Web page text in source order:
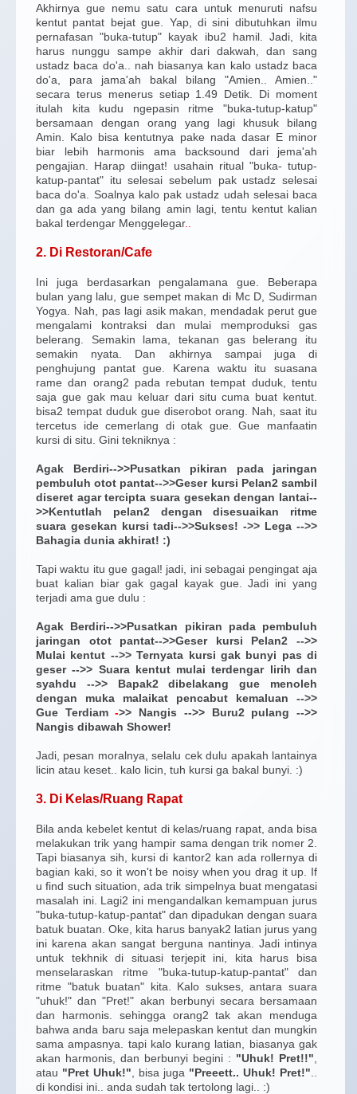
Akhirnya gue nemu satu cara untuk menuruti nafsu
kentut pantat bejat gue. Yap, di sini dibutuhkan ilmu
pernafasan "buka-tutup" kayak ibu2 hamil. Jadi, kita
harus nunggu sampe akhir dari dakwah, dan sang
ustadz baca do'a.. nah biasanya kan kalo ustadz baca
do'a, para jama'ah bakal bilang "Amien.. Amien.."
secara terus menerus setiap 1.49 Detik. Di moment
itulah kita kudu ngepasin ritme "buka-tutup-katup"
bersamaan dengan orang yang lagi khusuk bilang
Amin. Kalo bisa kentutnya pake nada dasar E minor
biar lebih harmonis ama backsound dari jema'ah
pengajian. Harap diingat! usahain ritual "buka- tutup-
katup-pantat" itu selesai sebelum pak ustadz selesai
baca do'a. Soalnya kalo pak ustadz udah selesai baca
dan ga ada yang bilang amin lagi, tentu kentut kalian
bakal terdengar Menggelegar..
2. Di Restoran/Cafe
Ini juga berdasarkan pengalamana gue. Beberapa
bulan yang lalu, gue sempet makan di Mc D, Sudirman
Yogya. Nah, pas lagi asik makan, mendadak perut gue
mengalami kontraksi dan mulai memproduksi gas
belerang. Semakin lama, tekanan gas belerang itu
semakin nyata. Dan akhirnya sampai juga di
penghujung pantat gue. Karena waktu itu suasana
rame dan orang2 pada rebutan tempat duduk, tentu
saja gue gak mau keluar dari situ cuma buat kentut.
bisa2 tempat duduk gue diserobot orang. Nah, saat itu
tercetus ide cemerlang di otak gue. Gue manfaatin
kursi di situ. Gini tekniknya :
Agak Berdiri-->>Pusatkan pikiran pada jaringan
pembuluh otot pantat-->>Geser kursi Pelan2 sambil
diseret agar tercipta suara gesekan dengan lantai--
>>Kentutlah pelan2 dengan disesuaikan ritme
suara gesekan kursi tadi-->>Sukses! ->> Lega -->>
Bahagia dunia akhirat! :)
Tapi waktu itu gue gagal! jadi, ini sebagai pengingat aja
buat kalian biar gak gagal kayak gue. Jadi ini yang
terjadi ama gue dulu :
Agak Berdiri-->>Pusatkan pikiran pada pembuluh
jaringan otot pantat-->>Geser kursi Pelan2 -->>
Mulai kentut -->> Ternyata kursi gak bunyi pas di
geser -->> Suara kentut mulai terdengar lirih dan
syahdu -->> Bapak2 dibelakang gue menoleh
dengan muka malaikat pencabut kemaluan -->>
Gue Terdiam->> Nangis -->> Buru2 pulang -->>
Nangis dibawah Shower!
Jadi, pesan moralnya, selalu cek dulu apakah lantainya
licin atau keset.. kalo licin, tuh kursi ga bakal bunyi. :)
3. Di Kelas/Ruang Rapat
Bila anda kebelet kentut di kelas/ruang rapat, anda bisa
melakukan trik yang hampir sama dengan trik nomer 2.
Tapi biasanya sih, kursi di kantor2 kan ada rollernya di
bagian kaki, so it won't be noisy when you drag it up. If
u find such situation, ada trik simpelnya buat mengatasi
masalah ini. Lagi2 ini mengandalkan kemampuan jurus
"buka-tutup-katup-pantat" dan dipadukan dengan suara
batuk buatan. Oke, kita harus banyak2 latian jurus yang
ini karena akan sangat berguna nantinya. Jadi intinya
untuk tekhnik di situasi terjepit ini, kita harus bisa
menselaraskan ritme "buka-tutup-katup-pantat" dan
ritme "batuk buatan" kita. Kalo sukses, antara suara
"uhuk!" dan "Pret!" akan berbunyi secara bersamaan
dan harmonis. sehingga orang2 tak akan menduga
bahwa anda baru saja melepaskan kentut dan mungkin
sama ampasnya. tapi kalo kurang latian, biasanya gak
akan harmonis, dan berbunyi begini : "Uhuk! Pret!!"
atau "Pret Uhuk!" , bisa juga "Preeett.. Uhuk! Pret!"
di kondisi ini.. anda sudah tak tertolong lagi.. :)